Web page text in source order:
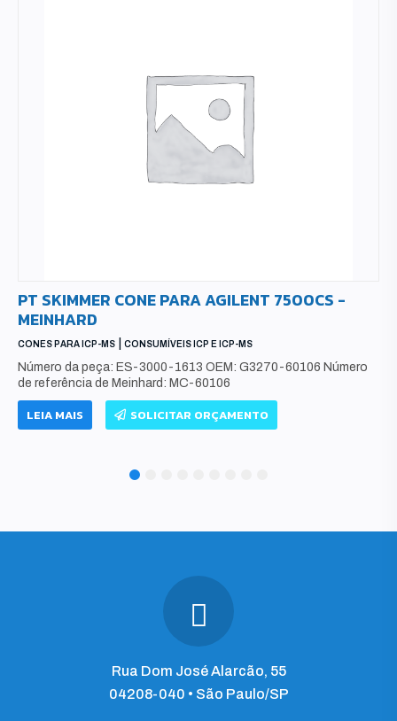
PT SKIMMER CONE PARA AGILENT 7500CS -
MEINHARD
CONES PARA ICP-MS CONSUMÍVEIS ICP E ICP-MS
Número da peça: ES-3000-1613 OEM: G3270-60106 Número
de referência de Meinhard: MC-60106
LEIA MAIS SOLICITAR ORÇAMENTO
4
Rua Dom José Alarcão, 55
04208-040 • São Paulo/SP